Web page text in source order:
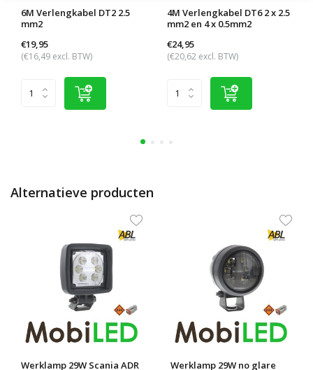
6M Verlengkabel DT2 2.5
mm2
€19,95
(€16,49 excl. BTW)
4M Verlengkabel DT6 2 x 2.5
mm2 en 4 x 0.5mm2
€24,95
(€20,62 excl. BTW)
Alternatieve producten
Werklamp 29W Scania ADR
Werklamp 29W no glare